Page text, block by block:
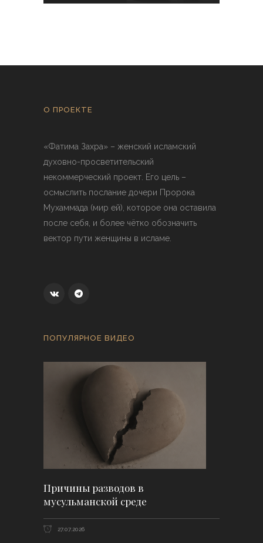
О ПРОЕКТЕ
«Фатима Захра» – женский исламский
духовно-просветительский
некоммерческий проект. Его цель –
осмыслить послание дочери Пророка
Мухаммада (мир ей), которое она оставила
после себя, и более чётко обозначить
вектор пути женщины в исламе.
ПОПУЛЯРНОЕ ВИДЕО
Причины разводов в
мусульманской среде
27.07.2026